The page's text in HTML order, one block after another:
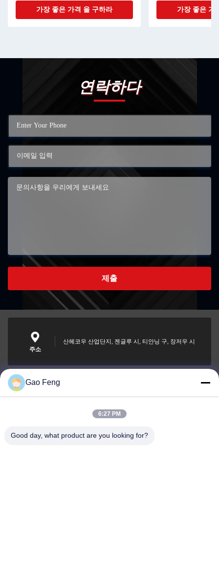
가장 좋은 가격 을 구하라 가장 좋은 가
연락하다
제출
주소
산헤코우 산업단지, 젠글루 시, 티안닝 구, 장저우 시
suli@sulidry.com
Gao Feng
6:27 PM
Good day, what product are you looking for?